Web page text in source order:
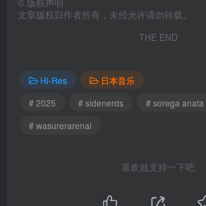
© 版权声明
文章版权归作者所有，未经允许请勿转载。
THE END
Hi-Res
日本音乐
# 2025
# sidenerds
# sorega anata
# wasurerarenai
喜欢就支持一下吧